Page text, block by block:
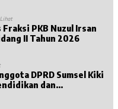
Sidang II Tahun 2026
DPRD Sumsel Kiki
dan